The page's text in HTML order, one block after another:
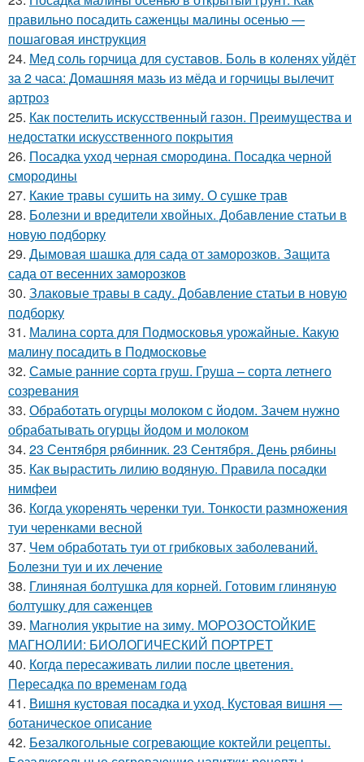
правильно посадить саженцы малины осенью —
пошаговая инструкция
24. Мед соль горчица для суставов. Боль в коленях уйдёт
за 2 часа: Домашняя мазь из мёда и горчицы вылечит
артроз
25. Как постелить искусственный газон. Преимущества и
недостатки искусственного покрытия
26. Посадка уход черная смородина. Посадка черной
смородины
27. Какие травы сушить на зиму. О сушке трав
28. Болезни и вредители хвойных. Добавление статьи в
новую подборку
29. Дымовая шашка для сада от заморозков. Защита
сада от весенних заморозков
30. Злаковые травы в саду. Добавление статьи в новую
подборку
31. Малина сорта для Подмосковья урожайные. Какую
малину посадить в Подмосковье
32. Самые ранние сорта груш. Груша – сорта летнего
созревания
33. Обработать огурцы молоком с йодом. Зачем нужно
обрабатывать огурцы йодом и молоком
34. 23 Сентября рябинник. 23 Сентября. День рябины
35. Как вырастить лилию водяную. Правила посадки
нимфеи
36. Когда укоренять черенки туи. Тонкости размножения
туи черенками весной
37. Чем обработать туи от грибковых заболеваний.
Болезни туи и их лечение
38. Глиняная болтушка для корней. Готовим глиняную
болтушку для саженцев
39. Магнолия укрытие на зиму. МОРОЗОСТОЙКИЕ
МАГНОЛИИ: БИОЛОГИЧЕСКИЙ ПОРТРЕТ
40. Когда пересаживать лилии после цветения.
Пересадка по временам года
41. Вишня кустовая посадка и уход. Кустовая вишня —
ботаническое описание
42. Безалкогольные согревающие коктейли рецепты.